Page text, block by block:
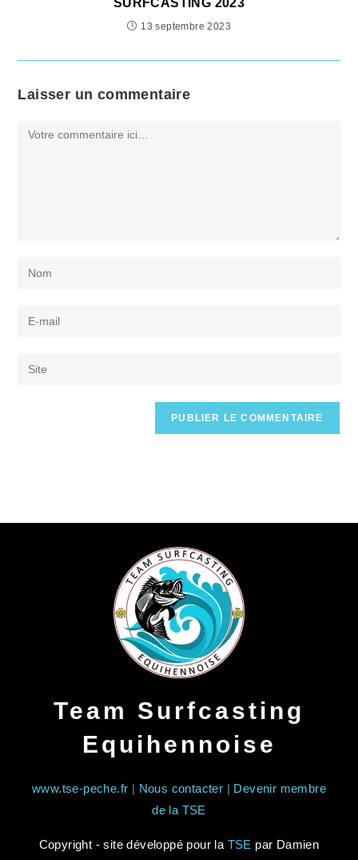
SURFCASTING 2023
13 septembre 2023
Laisser un commentaire
Team Surfcasting
Equihennoise
www.tse-peche.fr | Nous contacter | Devenir membre
de la TSE
Copyright - site développé pour la TSE par Damien